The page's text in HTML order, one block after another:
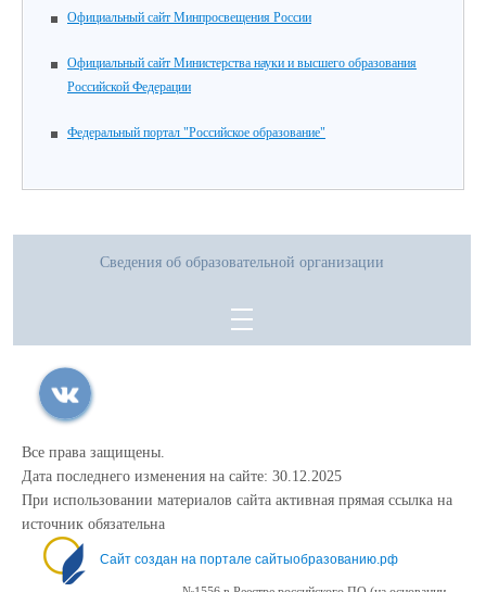
Официальный сайт Минпросвещения России
Официальный сайт Министерства науки и высшего образования
Российской Федерации
Федеральный портал "Российское образование"
Сведения об образовательной организации
Все права защищены.
Дата последнего изменения на сайте: 30.12.2025
При использовании материалов сайта активная прямая ссылка на
источник обязательна
Сайт создан на портале сайтыобразованию.рф